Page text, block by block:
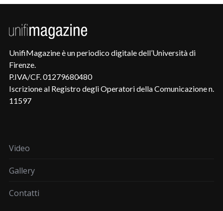
UnifiMagazine è un periodico digitale dell’Università di
Firenze.
P.IVA/CF. 01279680480
Iscrizione al Registro degli Operatori della Comunicazione n.
11597
Video
Gallery
Contatti